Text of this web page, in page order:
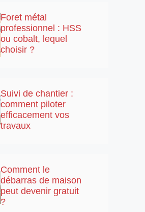
Foret métal
professionnel : HSS
ou cobalt, lequel
choisir ?
Suivi de chantier :
comment piloter
efficacement vos
travaux
Comment le
débarras de maison
peut devenir gratuit
?